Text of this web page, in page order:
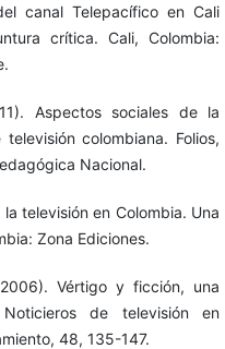
canal Telepacífico en Cali
crítica. Cali, Colombia:
Aspectos sociales de la
colombiana. Folios,
Nacional.
televisión en Colombia. Una
Zona Ediciones.
Vértigo y ficción, una
de televisión en
48, 135-147.